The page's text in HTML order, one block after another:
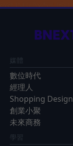
媒體
數位時代
經理人
Shopping Design
創業小聚
未來商務
學習